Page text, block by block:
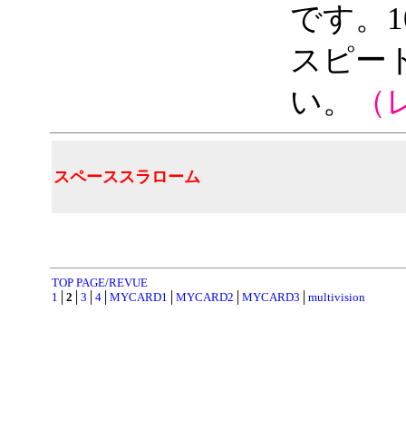
です。
スピー
い。
スペーススラローム
TOP PAGE/REVUE
1
2 3 4│ MYCARD1 MYCARD2 MYCARD3 multivision